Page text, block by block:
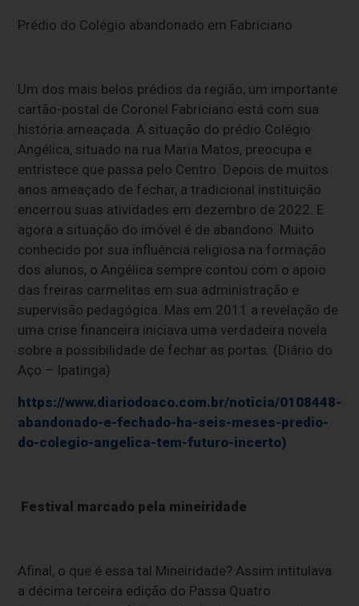
Prédio do Colégio abandonado em Fabriciano
Um dos mais belos prédios da região, um importante
cartão-postal de Coronel Fabriciano está com sua
história ameaçada. A situação do prédio Colégio
Angélica, situado na rua Maria Matos, preocupa e
entristece que passa pelo Centro. Depois de muitos
anos ameaçado de fechar, a tradicional instituição
encerrou suas atividades em dezembro de 2022. E
agora a situação do imóvel é de abandono. Muito
conhecido por sua influência religiosa na formação
dos alunos, o Angélica sempre contou com o apoio
das freiras carmelitas em sua administração e
supervisão pedagógica. Mas em 2011 a revelação de
uma crise financeira iniciava uma verdadeira novela
sobre a possibilidade de fechar as portas. (Diário do
Aço – Ipatinga)
https://www.diariodoaco.com.br/noticia/0108448-
abandonado-e-fechado-ha-seis-meses-predio-
do-colegio-angelica-tem-futuro-incerto)
Festival marcado pela mineiridade
Afinal, o que é essa tal Mineiridade? Assim intitulava
a décima terceira edição do Passa Quatro